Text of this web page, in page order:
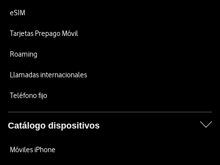
eSIM
Tarjetas Prepago Móvil
Roaming
Llamadas internacionales
Teléfono fijo
Catálogo dispositivos
Móviles iPhone